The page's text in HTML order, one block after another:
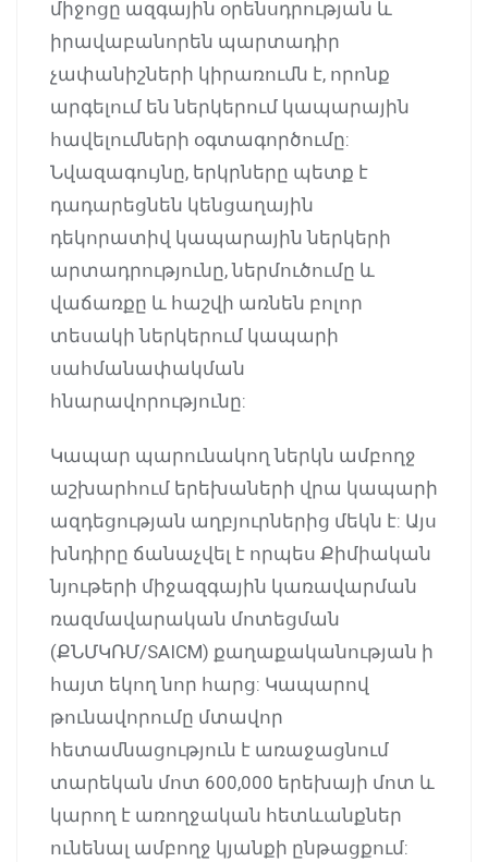
միջոցը ազգային օրենսդրության և
իրավաբանորեն պարտադիր
չափանիշների կիրառումն է, որոնք
արգելում են ներկերում կապարային
հավելումների օգտագործումը:
Նվազագույնը, երկրները պետք է
դադարեցնեն կենցաղային
դեկորատիվ կապարային ներկերի
արտադրությունը, ներմուծումը և
վաճառքը և հաշվի առնեն բոլոր
տեսակի ներկերում կապարի
սահմանափակման
հնարավորությունը:
Կապար պարունակող ներկն ամբողջ
աշխարհում երեխաների վրա կապարի
ազդեցության աղբյուրներից մեկն է: Այս
խնդիրը ճանաչվել է որպես Քիմիական
նյութերի միջազգային կառավարման
ռազմավարական մոտեցման
(ՔՆՄԿՌՄ/SAICM) քաղաքականության ի
հայտ եկող նոր հարց: Կապարով
թունավորումը մտավոր
հետամնացություն է առաջացնում
տարեկան մոտ 600,000 երեխայի մոտ և
կարող է առողջական հետևանքներ
ունենալ ամբողջ կյանքի ընթացքում: